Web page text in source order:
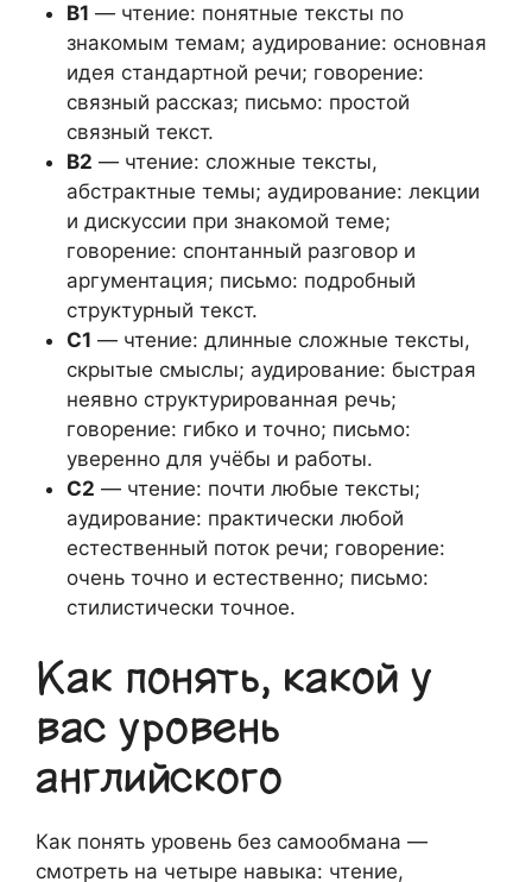
B1 — чтение: понятные тексты по
знакомым темам; аудирование: основная
идея стандартной речи; говорение:
связный рассказ; письмо: простой
связный текст.
B2 — чтение: сложные тексты,
абстрактные темы; аудирование: лекции
и дискуссии при знакомой теме;
говорение: спонтанный разговор и
аргументация; письмо: подробный
структурный текст.
C1 — чтение: длинные сложные тексты,
скрытые смыслы; аудирование: быстрая
неявно структурированная речь;
говорение: гибко и точно; письмо:
уверенно для учёбы и работы.
C2 — чтение: почти любые тексты;
аудирование: практически любой
естественный поток речи; говорение:
очень точно и естественно; письмо:
стилистически точное.
Как понять, какой у
вас уровень
английского
Как понять уровень без самообмана —
смотреть на четыре навыка: чтение,